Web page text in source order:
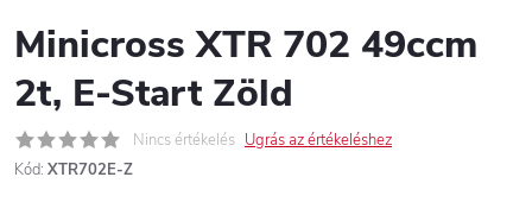
Minicross XTR 702 49ccm
2t, E-Start Zöld
Nincs értékelés Ugrás az értékeléshez
Kód: XTR702E-Z